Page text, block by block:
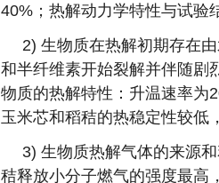
40%；热解动力学特性与试验
2) 生物质在热解初期存在
和半纤维素开始裂解并伴随剧
物质的热解特性：升温速率
玉米芯和稻秸的热稳定性较低
3) 生物质热解气体的来源
秸释放小分子燃气的强度最高